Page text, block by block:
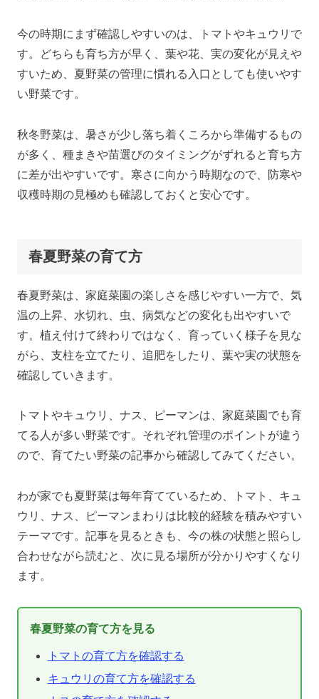
今の時期にまず確認しやすいのは、トマトやキュウリで
す。どちらも育ち方が早く、葉や花、実の変化が見えや
すいため、夏野菜の管理に慣れる入口としても使いやす
い野菜です。
秋冬野菜は、暑さが少し落ち着くころから準備するもの
が多く、種まきや苗選びのタイミングがずれると育ち方
に差が出やすいです。寒さに向かう時期なので、防寒や
収穫時期の見極めも確認しておくと安心です。
春夏野菜の育て方
春夏野菜は、家庭菜園の楽しさを感じやすい一方で、気
温の上昇、水切れ、虫、病気などの変化も出やすいで
す。植え付けて終わりではなく、育っていく様子を見な
がら、支柱を立てたり、追肥をしたり、葉や実の状態を
確認していきます。
トマトやキュウリ、ナス、ピーマンは、家庭菜園でも育
てる人が多い野菜です。それぞれ管理のポイントが違う
ので、育てたい野菜の記事から確認してみてください。
わが家でも夏野菜は毎年育てているため、トマト、キュ
ウリ、ナス、ピーマンまわりは比較的経験を積みやすい
テーマです。記事を見るときも、今の株の状態と照らし
合わせながら読むと、次に見る場所が分かりやすくなり
ます。
春夏野菜の育て方を見る
トマトの育て方を確認する
キュウリの育て方を確認する